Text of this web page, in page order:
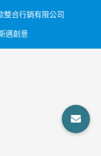
整合行銷有限公司
邁創意